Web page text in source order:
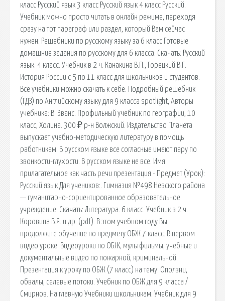
класс Русский язык 3 класс Русский язык 4 класс Русский.
Учебник можно просто читать в онлайн режиме, переходя
сразу на тот параграф или раздел, который Вам сейчас
нужен. Решебники по русскому языку за 6 класс Готовые
домашние задания по русскому для 6 класса. Скачать: Русский
язык. 4 класс. Учебник в 2 ч. Канакина В.П., Горецкий В.Г.
История России с 5 по 11 класс для школьников и студентов.
Все учебники можно скачать к себе. Подробный решебник
(ГДЗ) по Английскому языку для 9 класса spotlight, Авторы
учебника: В. Эванс. Профильный учебник по географии, 10
класс, Холина. 300 ₽ р-н Волжский. Издательство Планета
выпускает учебно-методическую литературу в помощь
работникам. В русском языке все согласные имеют пару по
звонкости-глухости. В русском языке не все. Имя
прилагательное как часть речи презентация - Предмет (Урок):
Русский язык Для учеников:. Гимназия №498 Невского района
— гуманитарно-сориентированное образовательное
учреждение. Скачать: Литература. 6 класс. Учебник в 2 ч.
Коровина В.Я. и др. (pdf). В этом учебном году Вы
продолжите обучение по предмету ОБЖ 7 класс. В первом
видео уроке. Видеоуроки по ОБЖ, мультфильмы, учебные и
документальные видео по пожарной, криминальной.
Презентация к уроку по ОБЖ (7 класс) на тему: Оползни,
обвалы, селевые потоки. Учебник по ОБЖ для 9 класса /
Смирнов. На главную Учебники школьникам. Учебник для 9